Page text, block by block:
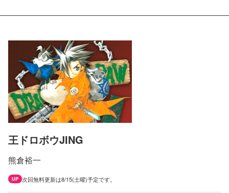
王ドロボウJING
熊倉裕一
UP 次回無料更新は8/15(土曜)予定です。